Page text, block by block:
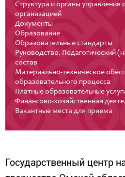
Структура и органы управления
организацией
Документы
Образование
Образовательные стандарты
Руководство. Педагогический
состав
Материально-техническое
образовательного процесса
Платные образовательные
Финансово-хозяйственная
Вакантные места для приема
Государственный центр